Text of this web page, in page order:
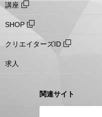
講座
SHOP
クリエイターズID
求人
関連サイト